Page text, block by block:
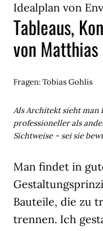
Idealplan von
Tableaus,
von
Fragen: Tobias Gohlis
Als Architekt sieht man
professioneller als
Sichtweise – sei sie
Man findet in
Bauteile, die zu
trennen. Ich